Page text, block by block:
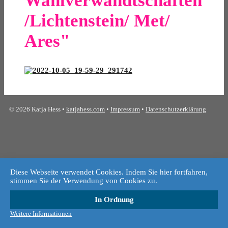
/Lichtenstein/ Met/
Ares"
© 2026 Katja Hess • katjahess.com • Impressum • Datenschutzerklärung
Diese Webseite verwendet Cookies. Indem Sie hier fortfahren,
stimmen Sie der Verwendung von Cookies zu.
In Ordnung
Weitere Informationen